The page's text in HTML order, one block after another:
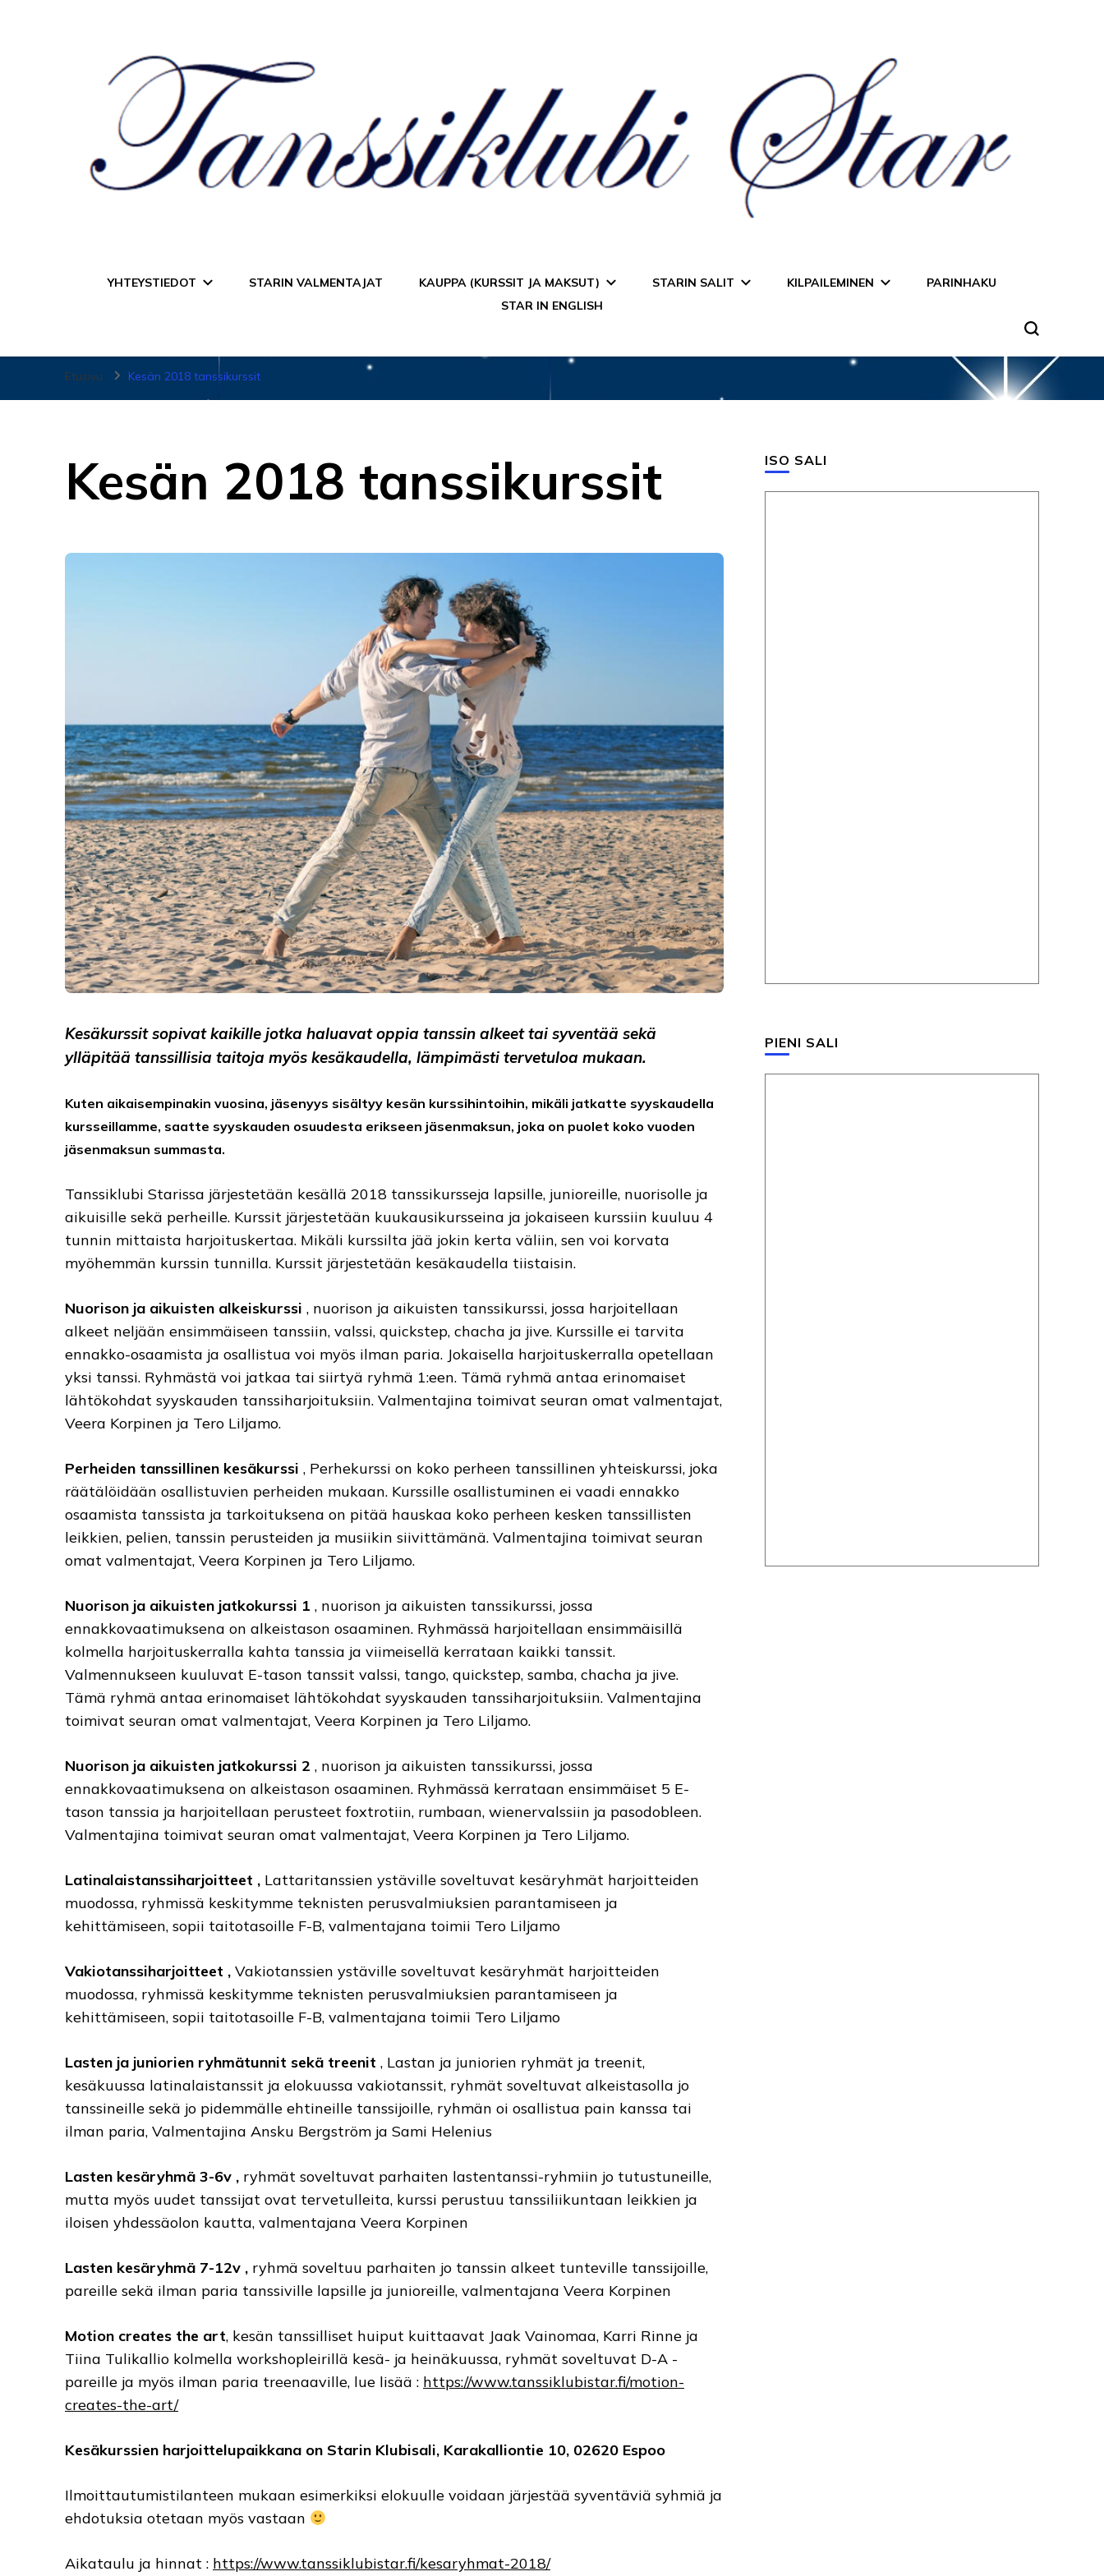
YHTEYSTIEDOT STARIN VALMENTAJAT KAUPPA (KURSSIT JA MAKSUT) STARIN SALIT KILPAILEMINEN
PARINHAKU
STAR IN ENGLISH
Etusivu Kesän 2018 tanssikurssit
Kesän 2018 tanssikurssit
Kesäkurssit sopivat kaikille jotka haluavat oppia tanssin alkeet tai syventää sekä
ylläpitää tanssillisia taitoja myös kesäkaudella, lämpimästi tervetuloa mukaan.
Kuten aikaisempinakin vuosina, jäsenyys sisältyy kesän kurssihintoihin, mikäli jatkatte syyskaudella
kursseillamme, saatte syyskauden osuudesta erikseen jäsenmaksun, joka on puolet koko vuoden
jäsenmaksun summasta.
Tanssiklubi Starissa järjestetään kesällä 2018 tanssikursseja lapsille, junioreille, nuorisolle ja
aikuisille sekä perheille. Kurssit järjestetään kuukausikursseina ja jokaiseen kurssiin kuuluu 4
tunnin mittaista harjoituskertaa. Mikäli kurssilta jää jokin kerta väliin, sen voi korvata
myöhemmän kurssin tunnilla. Kurssit järjestetään kesäkaudella tiistaisin.
Nuorison ja aikuisten alkeiskurssi , nuorison ja aikuisten tanssikurssi, jossa harjoitellaan
alkeet neljään ensimmäiseen tanssiin, valssi, quickstep, chacha ja jive. Kurssille ei tarvita
ennakko-osaamista ja osallistua voi myös ilman paria. Jokaisella harjoituskerralla opetellaan
yksi tanssi. Ryhmästä voi jatkaa tai siirtyä ryhmä 1:een. Tämä ryhmä antaa erinomaiset
lähtökohdat syyskauden tanssiharjoituksiin. Valmentajina toimivat seuran omat valmentajat,
Veera Korpinen ja Tero Liljamo.
Perheiden tanssillinen kesäkurssi , Perhekurssi on koko perheen tanssillinen yhteiskurssi, joka
räätälöidään osallistuvien perheiden mukaan. Kurssille osallistuminen ei vaadi ennakko
osaamista tanssista ja tarkoituksena on pitää hauskaa koko perheen kesken tanssillisten
leikkien, pelien, tanssin perusteiden ja musiikin siivittämänä. Valmentajina toimivat seuran
omat valmentajat, Veera Korpinen ja Tero Liljamo.
Nuorison ja aikuisten jatkokurssi 1 , nuorison ja aikuisten tanssikurssi, jossa
ennakkovaatimuksena on alkeistason osaaminen. Ryhmässä harjoitellaan ensimmäisillä
kolmella harjoituskerralla kahta tanssia ja viimeisellä kerrataan kaikki tanssit.
Valmennukseen kuuluvat E-tason tanssit valssi, tango, quickstep, samba, chacha ja jive.
Tämä ryhmä antaa erinomaiset lähtökohdat syyskauden tanssiharjoituksiin. Valmentajina
toimivat seuran omat valmentajat, Veera Korpinen ja Tero Liljamo.
Nuorison ja aikuisten jatkokurssi 2 , nuorison ja aikuisten tanssikurssi, jossa
ennakkovaatimuksena on alkeistason osaaminen. Ryhmässä kerrataan ensimmäiset 5 E-
tason tanssia ja harjoitellaan perusteet foxtrotiin, rumbaan, wienervalssiin ja pasodobleen.
Valmentajina toimivat seuran omat valmentajat, Veera Korpinen ja Tero Liljamo.
Latinalaistanssiharjoitteet , Lattaritanssien ystäville soveltuvat kesäryhmät harjoitteiden
muodossa, ryhmissä keskitymme teknisten perusvalmiuksien parantamiseen ja
kehittämiseen, sopii taitotasoille F-B, valmentajana toimii Tero Liljamo
Vakiotanssiharjoitteet , Vakiotanssien ystäville soveltuvat kesäryhmät harjoitteiden
muodossa, ryhmissä keskitymme teknisten perusvalmiuksien parantamiseen ja
kehittämiseen, sopii taitotasoille F-B, valmentajana toimii Tero Liljamo
Lasten ja juniorien ryhmätunnit sekä treenit , Lastan ja juniorien ryhmät ja treenit,
kesäkuussa latinalaistanssit ja elokuussa vakiotanssit, ryhmät soveltuvat alkeistasolla jo
tanssineille sekä jo pidemmälle ehtineille tanssijoille, ryhmän oi osallistua pain kanssa tai
ilman paria, Valmentajina Ansku Bergström ja Sami Helenius
Lasten kesäryhmä 3-6v , ryhmät soveltuvat parhaiten lastentanssi-ryhmiin jo tutustuneille,
mutta myös uudet tanssijat ovat tervetulleita, kurssi perustuu tanssiliikuntaan leikkien ja
iloisen yhdessäolon kautta, valmentajana Veera Korpinen
Lasten kesäryhmä 7-12v , ryhmä soveltuu parhaiten jo tanssin alkeet tunteville tanssijoille,
pareille sekä ilman paria tanssiville lapsille ja junioreille, valmentajana Veera Korpinen
Motion creates the art, kesän tanssilliset huiput kuittaavat Jaak Vainomaa, Karri Rinne ja
Tiina Tulikallio kolmella workshopleirillä kesä- ja heinäkuussa, ryhmät soveltuvat D-A -
pareille ja myös ilman paria treenaaville, lue lisää : https://www.tanssiklubistar.fi/motion-
creates-the-art/
Kesäkurssien harjoittelupaikkana on Starin Klubisali, Karakalliontie 10, 02620 Espoo
Ilmoittautumistilanteen mukaan esimerkiksi elokuulle voidaan järjestää syventäviä syhmiä ja
ehdotuksia otetaan myös vastaan
Aikataulu ja hinnat : https://www.tanssiklubistar.fi/kesaryhmat-2018/
ISO SALI
PIENI SALI